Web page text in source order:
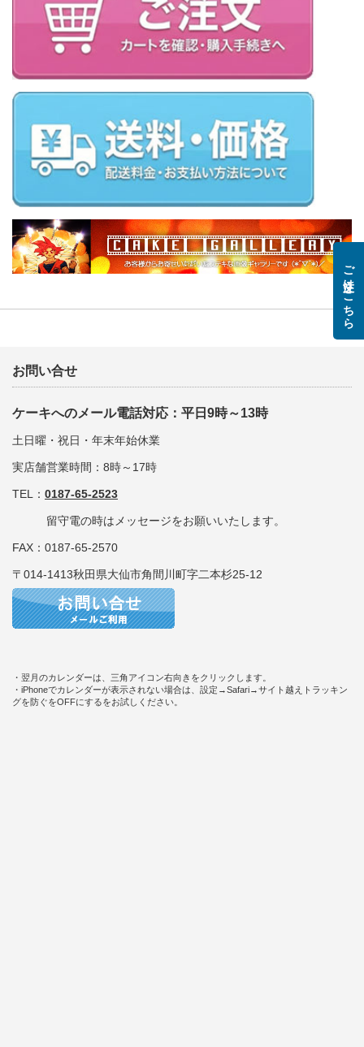
お問い合せ
ケーキへのメール電話対応：平日9時～13時
土日曜・祝日・年末年始休業
実店舗営業時間：8時～17時
TEL： 0187-65-2523
留守電の時はメッセージをお願いいたします。
FAX：0187-65-2570
〒014-1413秋田県大仙市角間川町字二本杉25-12
・翌月のカレンダーは、三角アイコン右向きをクリックします。
・iPhoneでカレンダーが表示されない場合は、設定→Safari→サイト越えトラッキン
グを防ぐをOFFにするをお試しください。
ご注文はこちら